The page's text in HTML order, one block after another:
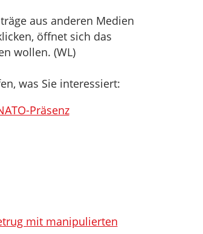
aus anderen Medien
öffnet sich das
wollen. (WL)
was Sie interessiert:
Präsenz
mit manipulierten